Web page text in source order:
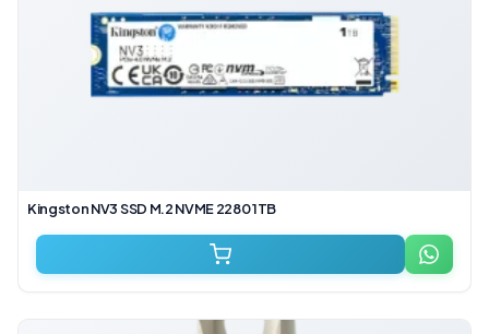
Kingston NV3 SSD M.2 NVME 2280 1TB